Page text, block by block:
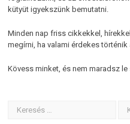
kütyüt igyekszünk bemutatni.
Minden nap friss cikkekkel,
megírni, ha valami érdekes
Kövess minket, és nem maradsz le